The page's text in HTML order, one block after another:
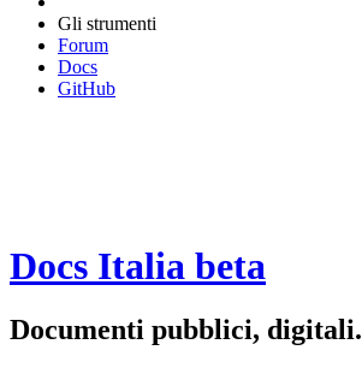
Gli strumenti
Forum
Docs
GitHub
Docs Italia beta
Documenti pubblici, digitali.